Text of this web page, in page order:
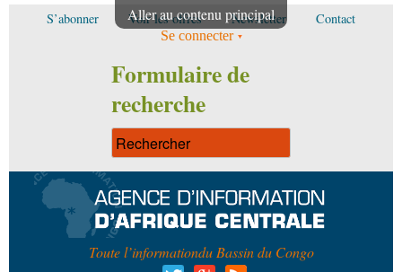
Aller au contenu principal
S’abonner Voir les offres Newsletter Contact
Se connecter
Formulaire de
recherche
Toute l’informationdu Bassin du Congo